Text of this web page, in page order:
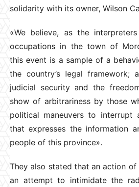
solidarity with its owner, Wilson
«We believe, as the
occupations in the town of
this event is a sample of a
the country’s legal framework;
judicial security and the
show of arbitrariness by those
political maneuvers to interrupt
that expresses the information
people of this province».
They also stated that an action
an attempt to intimidate the